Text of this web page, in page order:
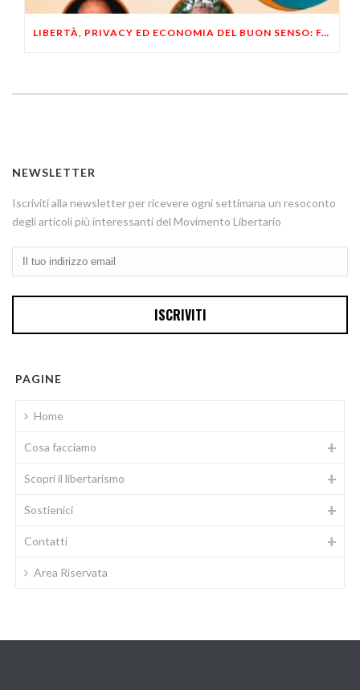
LIBERTÀ, PRIVACY ED ECONOMIA DEL BUON SENSO: FACCO E MUSUMECI A CASALECCHIO DI RENO (BO)
NEWSLETTER
Iscriviti alla newsletter per ricevere ogni settimana un resoconto
degli articoli più interessanti del Movimento Libertario
PAGINE
Home
Cosa facciamo
Scopri il libertarismo
Sostienici
Contatti
Area Riservata